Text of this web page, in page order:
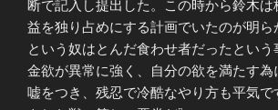
断で記入し提出した。この時から鈴木は
益を独り占めにする計画でいたのが明ら
という奴はとんだ食わせ者だったという
金欲が異常に強く、自分の欲を満たす為
嘘をつき、残忍で冷酷なやり方も平気で